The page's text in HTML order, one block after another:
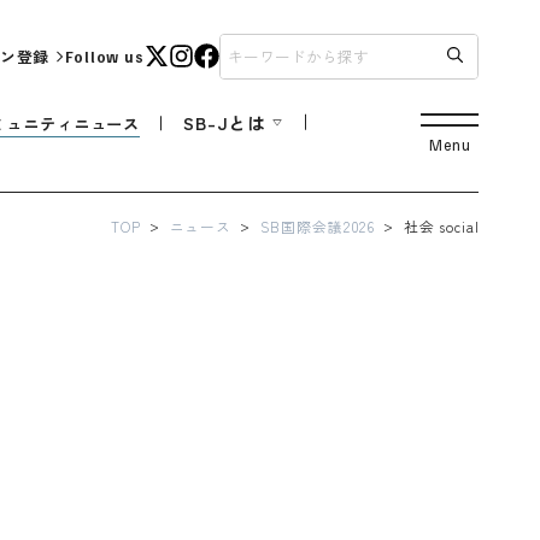
登録 Follow us
ュニティニュース SB-Jとは
Menu
TOP ニュース SB国際会議2026 社会 social